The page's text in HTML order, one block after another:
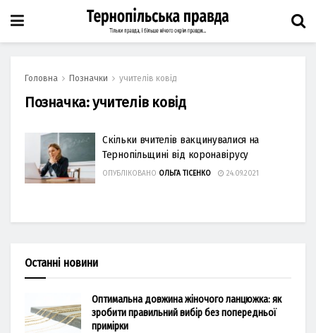
Головна Позначки учителів ковід
Позначка:учителів ковід
Скільки вчителів вакцинувалися на
Тернопільщині від коронавірусу
ОПУБЛІКОВАНО ОЛЬГА ТІСЕНКО 24.09.2021
Останні новини
Оптимальна довжина жіночого ланцюжка: як
зробити правильний вибір без попередньої
примірки